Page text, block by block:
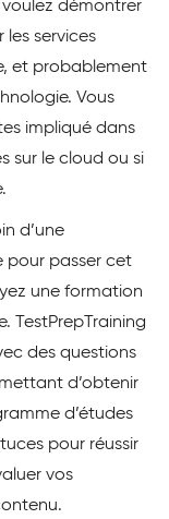
démontrer
services
et probablement
Vous
impliqué dans
sur le cloud ou si
d’une
pour passer cet
une formation
TestPrepTraining
des questions
d’obtenir
d’études
pour réussir
vos